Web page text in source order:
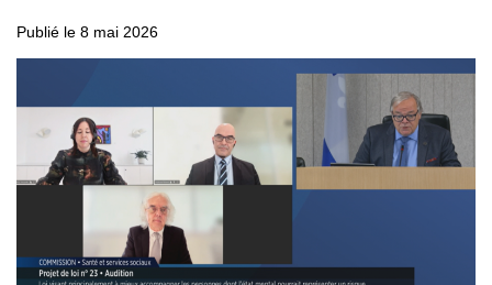
Publié le 8 mai 2026